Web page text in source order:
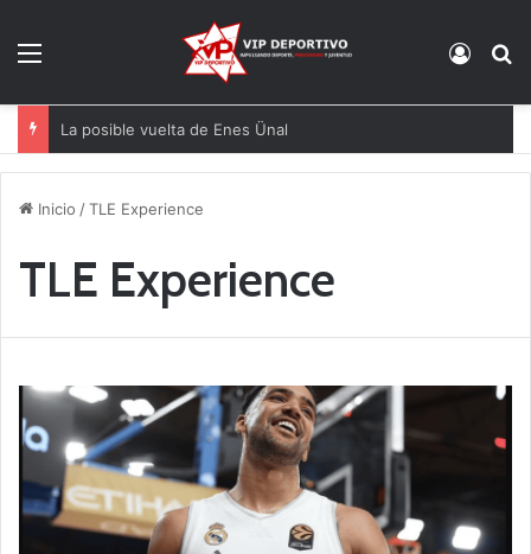
La posible vuelta de Enes Ünal
Inicio /TLE Experience
TLE Experience